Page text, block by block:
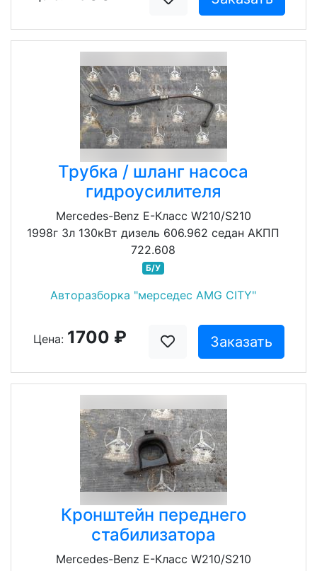
Трубка / шланг насоса
гидроусилителя
Mercedes-Benz E-Класс W210/S210
1998г 3л 130кВт дизель 606.962 седан АКПП
722.608
Б/У
Авторазборка "мерседес AMG CITY"
Цена: 1700 ₽ Заказать
Кронштейн переднего
стабилизатора
Mercedes-Benz E-Класс W210/S210